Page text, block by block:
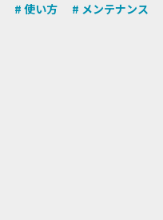
# 使い方 # メンテナンス